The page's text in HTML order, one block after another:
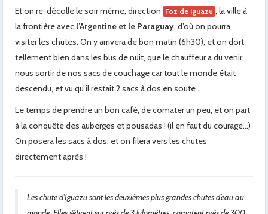
Et on re-décolle le soir même, direction Foz de Iguazu , la ville à
la frontière avec l’Argentine et le Paraguay, d’où on pourra
visiter les chutes. On y arrivera de bon matin (6h30), et on dort
tellement bien dans les bus de nuit, que le chauffeur a du venir
nous sortir de nos sacs de couchage car tout le monde était
descendu, et vu qu’il restait 2 sacs à dos en soute …
Le temps de prendre un bon café, de comater un peu, et on part
à la conquête des auberges et pousadas ! (il en faut du courage…)
On posera les sacs à dos, et on filera vers les chutes
directement après !
Les chute d’Iguazu sont les deuxièmes plus grandes chutes d’eau au